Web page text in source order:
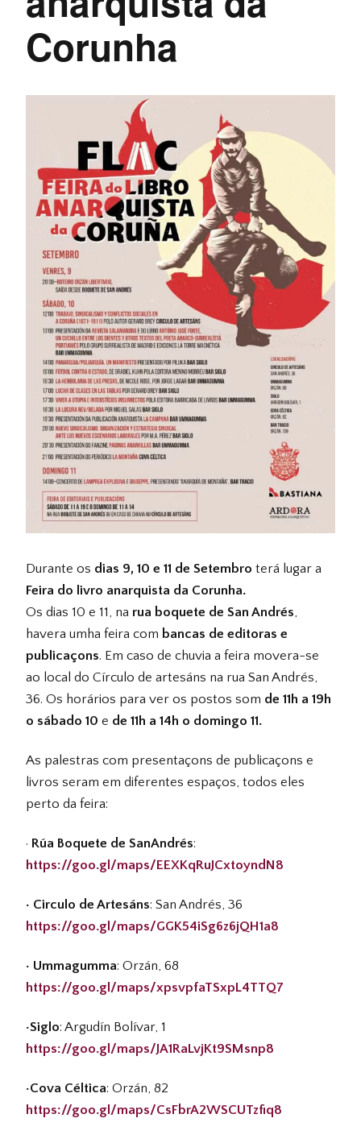
Corunha
Durante os dias 9, 10 e 11 de Setembro terá lugar a
Feira do livro anarquista da Corunha.
Os dias 10 e 11, na rua boquete de San Andrés,
havera umha feira com bancas de editoras e
publicaçons. Em caso de chuvia a feira movera-se
ao local do Círculo de artesáns na rua San Andrés,
36. Os horários para ver os postos som de 11h a 19h
o sábado 10 e de 11h a 14h o domingo 11.
As palestras com presentaçons de publicaçons e
livros seram em diferentes espaços, todos eles
perto da feira:
· Rúa Boquete de SanAndrés:
https://goo.gl/maps/EEXKqRuJCxtoyndN8
· Circulo de Artesáns: San Andrés, 36
https://goo.gl/maps/GGK54iSg6z6jQH1a8
· Ummagumma: Orzán, 68
https://goo.gl/maps/xpsvpfaTSxpL4TTQ7
·Siglo: Argudín Bolívar, 1
https://goo.gl/maps/JA1RaLvjKt9SMsnp8
·Cova Céltica: Orzán, 82
https://goo.gl/maps/CsFbrA2WSCUTzfiq8